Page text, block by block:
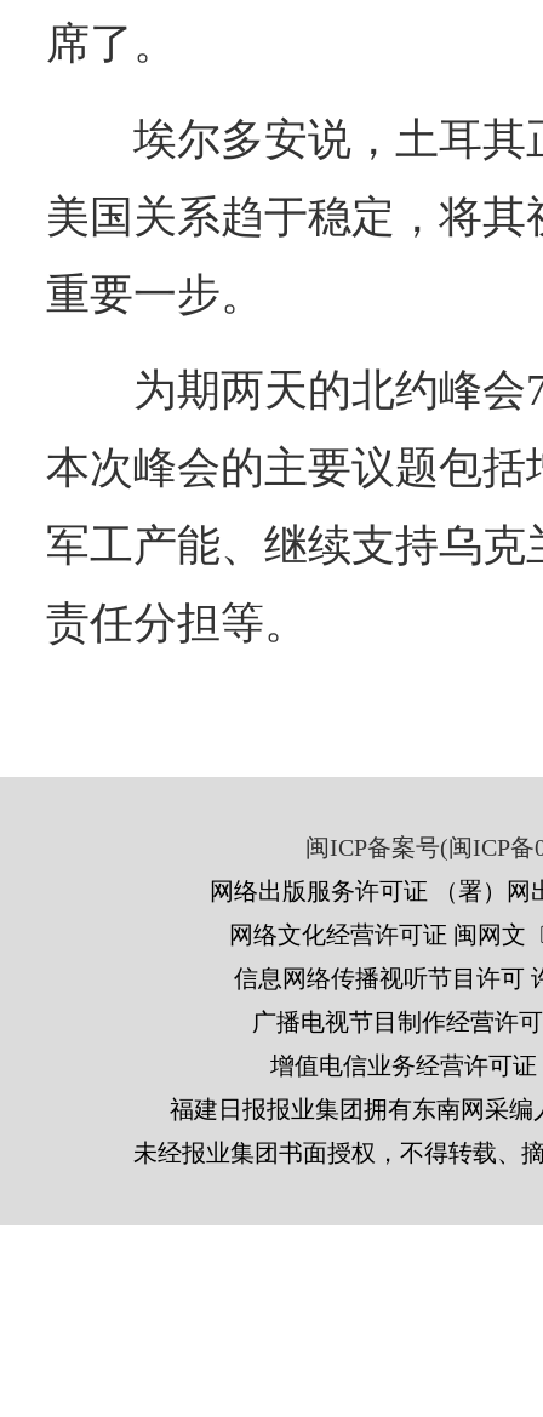
席了。
埃尔多安说，土耳
美国关系趋于稳定，将
重要一步。
为期两天的北约峰
本次峰会的主要议题包
军工产能、继续支持乌
责任分担等。
闽ICP备案号(闽ICP备
网络出版服务许可证 （署）网
网络文化经营许可证 闽网文
信息网络传播视听节目许可
广播电视节目制作经营许
增值电信业务经营许可证
福建日报报业集团拥有东南网采
未经报业集团书面授权，不得转载、